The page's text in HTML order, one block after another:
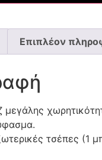
Επιπλέον
μεγάλης
τσέπες (1